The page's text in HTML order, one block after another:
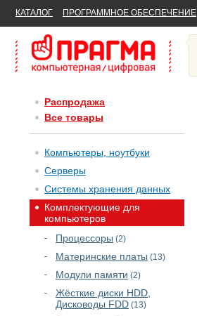
КАТАЛОГ ПРОГРАММНОЕ ОБЕСПЕЧЕНИЕ
Распродажа
Все товары
Компьютеры, ноутбуки
Серверы
Системы хранения данных
Комплектующие для
компьютеров
Процессоры (2)
Материнские платы (13)
Модули памяти (2)
Жёсткие диски HDD,
Дисководы FDD (13)